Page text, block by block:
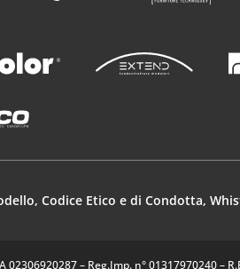
Codice Etico e di Condotta,
– Reg.Imp. n° 01317970240 –